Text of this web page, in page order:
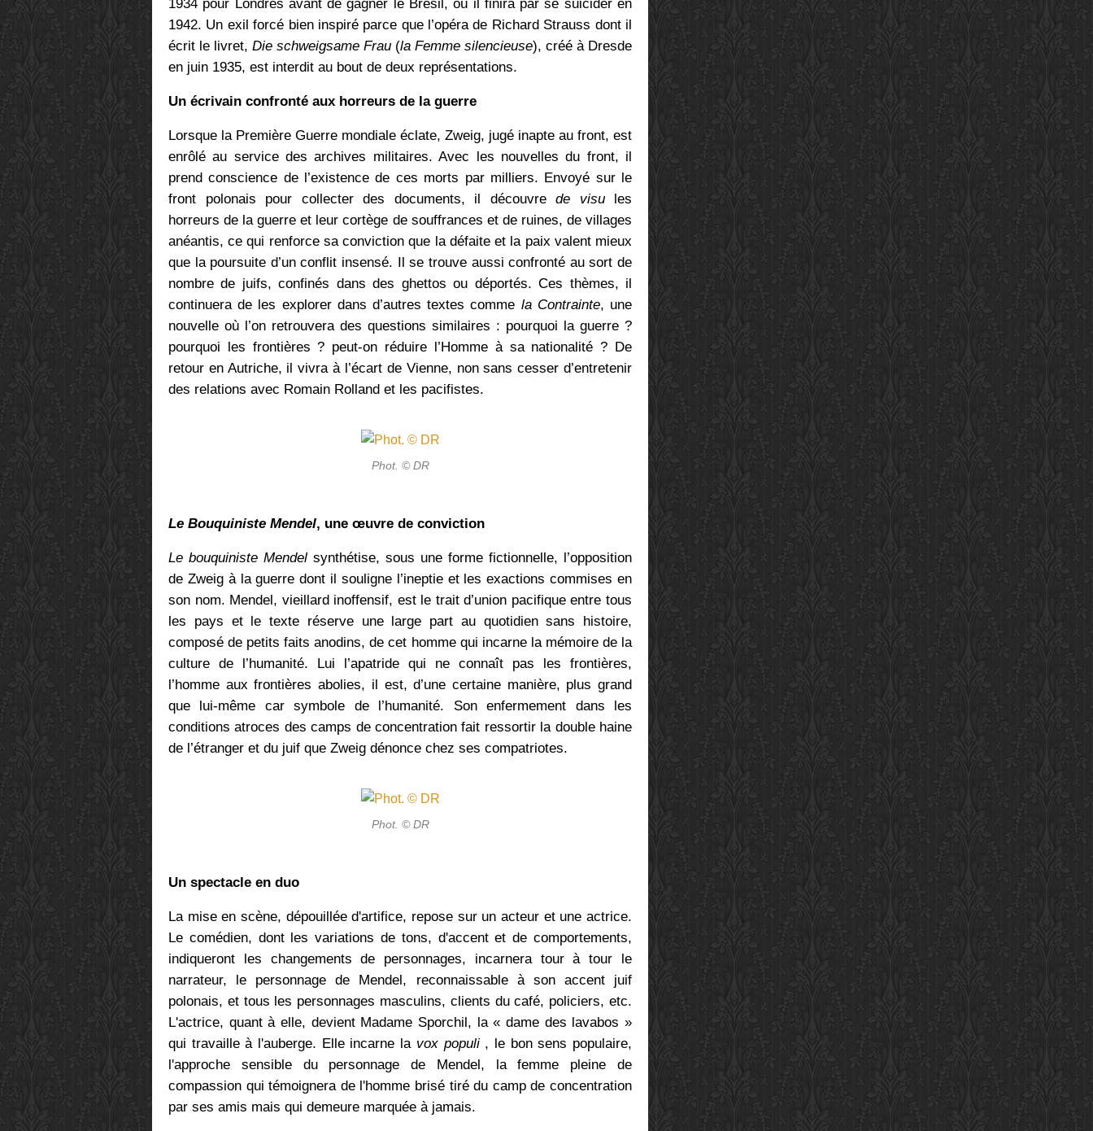
1934 pour Londres avant de gagner le Brésil, où il finira par se suicider en
1942. Un exil forcé bien inspiré parce que l’opéra de Richard Strauss dont il
écrit le livret, Die schweigsame Frau (la Femme silencieuse), créé à Dresde
en juin 1935, est interdit au bout de deux représentations.
Un écrivain confronté aux horreurs de la guerre
Lorsque la Première Guerre mondiale éclate, Zweig, jugé inapte au front, est
enrôlé au service des archives militaires. Avec les nouvelles du front, il
prend conscience de l’existence de ces morts par milliers. Envoyé sur le
front polonais pour collecter des documents, il découvre de visules
horreurs de la guerre et leur cortège de souffrances et de ruines, de villages
anéantis, ce qui renforce sa conviction que la défaite et la paix valent mieux
que la poursuite d’un conflit insensé. Il se trouve aussi confronté au sort de
nombre de juifs, confinés dans des ghettos ou déportés. Ces thèmes, il
continuera de les explorer dans d’autres textes comme la Contrainte, une
nouvelle où l’on retrouvera des questions similaires : pourquoi la guerre ?
pourquoi les frontières ? peut-on réduire l’Homme à sa nationalité ? De
retour en Autriche, il vivra à l’écart de Vienne, non sans cesser d’entretenir
des relations avec Romain Rolland et les pacifistes.
Phot. © DR
Le Bouquiniste Mendel, une œuvre de conviction
Le bouquiniste Mendel synthétise, sous une forme fictionnelle, l’opposition
de Zweig à la guerre dont il souligne l’ineptie et les exactions commises en
son nom. Mendel, vieillard inoffensif, est le trait d’union pacifique entre tous
les pays et le texte réserve une large part au quotidien sans histoire,
composé de petits faits anodins, de cet homme qui incarne la mémoire de la
culture de l’humanité. Lui l’apatride qui ne connaît pas les frontières,
l’homme aux frontières abolies, il est, d’une certaine manière, plus grand
que lui-même car symbole de l’humanité. Son enfermement dans les
conditions atroces des camps de concentration fait ressortir la double haine
de l’étranger et du juif que Zweig dénonce chez ses compatriotes.
Phot. © DR
Un spectacle en duo
La mise en scène, dépouillée d'artifice, repose sur un acteur et une actrice.
Le comédien, dont les variations de tons, d'accent et de comportements,
indiqueront les changements de personnages, incarnera tour à tour le
narrateur, le personnage de Mendel, reconnaissable à son accent juif
polonais, et tous les personnages masculins, clients du café, policiers, etc.
L'actrice, quant à elle, devient Madame Sporchil, la « dame des lavabos »
qui travaille à l'auberge. Elle incarne la vox populi, le bon sens populaire,
l'approche sensible du personnage de Mendel, la femme pleine de
compassion qui témoignera de l'homme brisé tiré du camp de concentration
par ses amis mais qui demeure marquée à jamais.